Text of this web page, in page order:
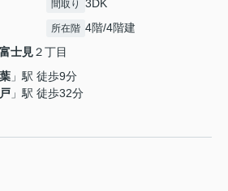
間取り 3DK
所在階 4階/4階建
富士見２丁目
」駅 徒歩9分
」駅 徒歩32分